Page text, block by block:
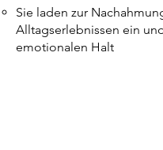
Sie laden zur
Alltagserlebnissen ein
emotionalen Halt